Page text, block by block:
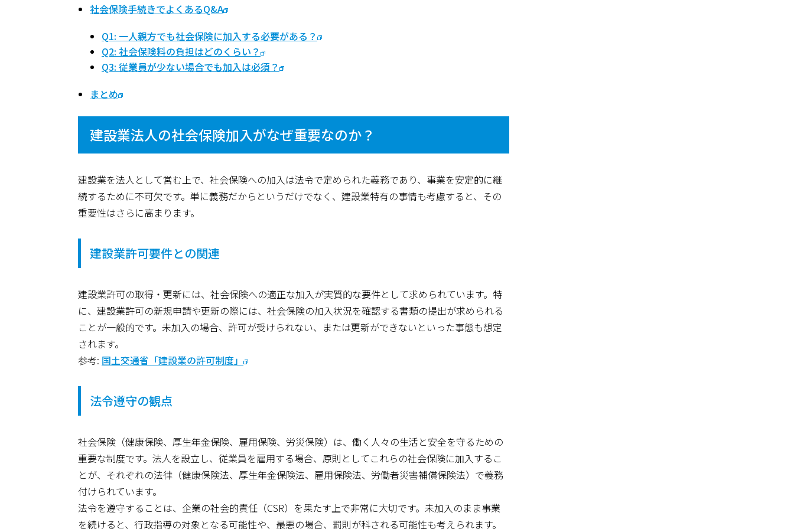
社会保険手続きでよくあるQ&A
Q1: 一人親方でも社会保険に加入する必要がある？
Q2: 社会保険料の負担はどのくらい？
Q3: 従業員が少ない場合でも加入は必須？
まとめ
建設業法人の社会保険加入がなぜ重要なのか？
建設業を法人として営む上で、社会保険への加入は法令で定められた義務であり、事業を安定的に継
続するために不可欠です。単に義務だからというだけでなく、建設業特有の事情も考慮すると、その
重要性はさらに高まります。
建設業許可要件との関連
建設業許可の取得・更新には、社会保険への適正な加入が実質的な要件として求められています。特
に、建設業許可の新規申請や更新の際には、社会保険の加入状況を確認する書類の提出が求められる
ことが一般的です。未加入の場合、許可が受けられない、または更新ができないといった事態も想定
されます。
参考: 国土交通省「建設業の許可制度」
法令遵守の観点
社会保険（健康保険、厚生年金保険、雇用保険、労災保険）は、働く人々の生活と安全を守るための
重要な制度です。法人を設立し、従業員を雇用する場合、原則としてこれらの社会保険に加入するこ
とが、それぞれの法律（健康保険法、厚生年金保険法、雇用保険法、労働者災害補償保険法）で義務
付けられています。
法令を遵守することは、企業の社会的責任（CSR）を果たす上で非常に大切です。未加入のまま事業
を続けると、行政指導の対象となる可能性や、最悪の場合、罰則が科される可能性も考えられます。